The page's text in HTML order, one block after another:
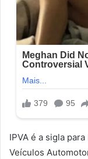
IPVA é a sigla
Veículos